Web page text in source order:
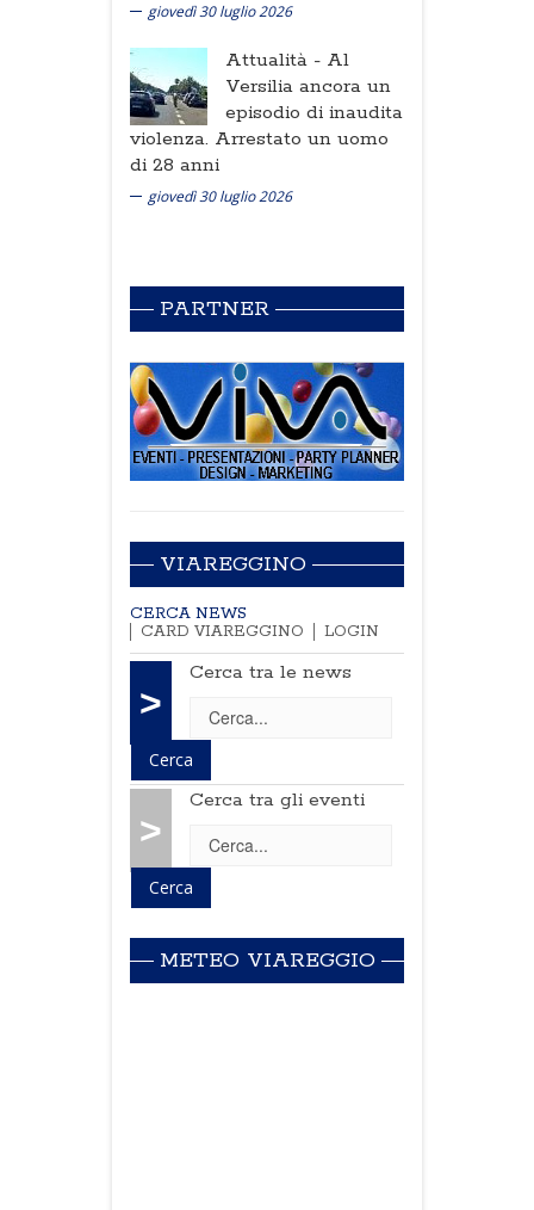
giovedì 30 luglio 2026
Attualità - Al
Versilia ancora un
episodio di inaudita
violenza. Arrestato un uomo
di 28 anni
giovedì 30 luglio 2026
PARTNER
VIAREGGINO
CERCA NEWS
CARD VIAREGGINO
LOGIN
>
Cerca tra le news
>
Cerca tra gli eventi
METEO VIAREGGIO